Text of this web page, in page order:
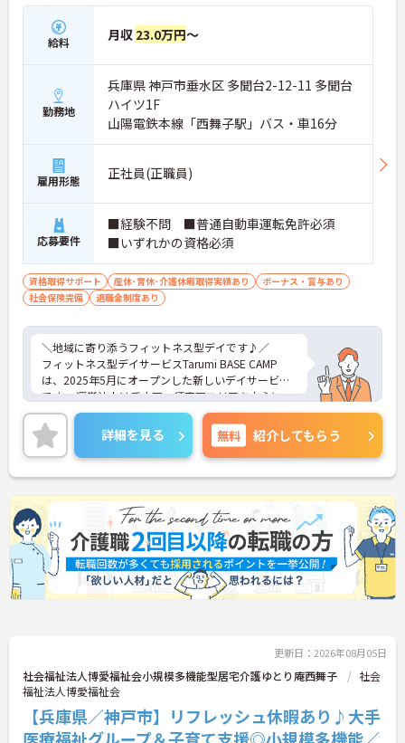
給料 月収 23.0万円～
勤務地
兵庫県 神戸市垂水区 多聞台2-12-11 多聞台
ハイツ1F
山陽電鉄本線「西舞子駅」バス・車16分
雇用形態 正社員(正職員)
応募要件
■経験不問 ■普通自動車運転免許必須
■いずれかの資格必須
資格取得サポート 産休･育休･介護休暇取得実績あり
ボーナス・賞与あり
社会保険完備
退職金制度あり
＼地域に寄り添うフィットネス型デイです♪／
フィットネス型デイサービスTarumi BASE CAMP
は、2025年5月にオープンした新しいデイサービス
です。 運営法人は垂水区・須磨区エリアを中心に、
通所介護だけでなく訪問看護・訪問リハビリ・居宅
介護支援なども展開しており、地域で暮らす高齢者
の生活を幅広く支えている法人です。
こちらの事業所は定員10名以下の少人数制で、比較
的自立度の高い利用者様への運動支援や相談対応が
中心。お一人おひとりと丁寧に関わりながら、その
方らしい生活の継続をサポートできる環境です。勤
務は8:30～17:30の日勤のみで、週休二日制に加え
て夏季休暇・年末年始休暇も完備。有給休暇の時間
単位取得や子育て支援制度も整っているため、家庭
やプライベートとの両立を大切にしながら長く働き
たい方にもおすすめです。新しい事業所だからこ
■ 日勤だけで無理なく働ける♪
生活リズムを整えながら長く働きやすい環境です。
・勤務時間は8:30～17:30の日勤のみ
・週休二日制を採用 ・夏季休暇、年末年始休暇あり
詳細を見る 無料 紹介してもらう
更新日：2026年08月05日
社会福祉法人博愛福祉会小規模多機能型居宅介護ゆとり庵西舞子
社会
福祉法人博愛福祉会
【兵庫県／神戸市】リフレッシュ休暇あり♪大手